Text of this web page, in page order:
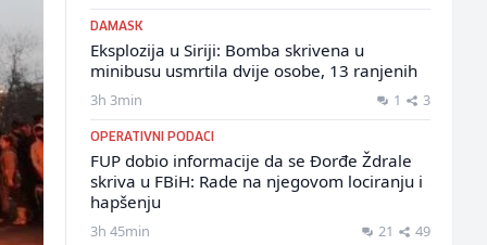
DAMASK
Eksplozija u Siriji: Bomba skrivena u
minibusu usmrtila dvije osobe, 13 ranjenih
3h 3min 1 3
OPERATIVNI PODACI
FUP dobio informacije da se Đorđe Ždrale
skriva u FBiH: Rade na njegovom lociranju i
hapšenju
3h 45min 21 49